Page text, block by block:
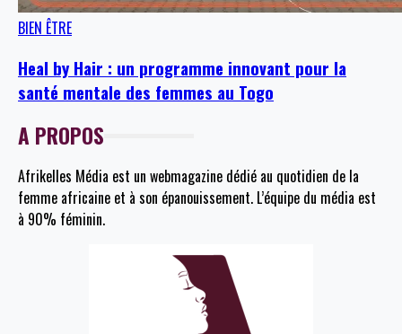
BIEN ÊTRE
Heal by Hair : un programme innovant pour la
santé mentale des femmes au Togo
A PROPOS
Afrikelles Média est un webmagazine dédié au quotidien de la
femme africaine et à son épanouissement. L’équipe du média est
à 90% féminin.